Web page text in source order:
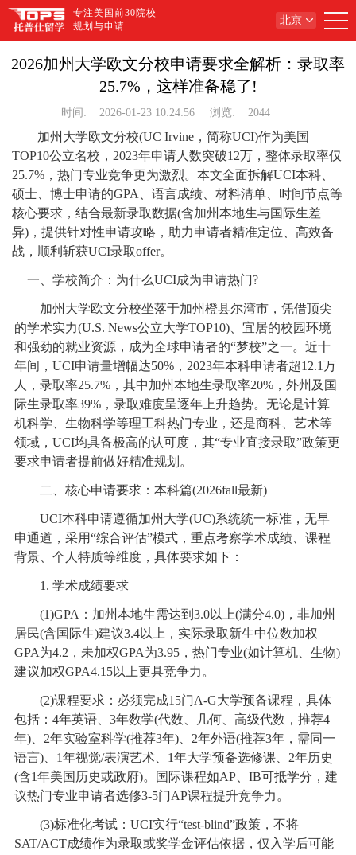
专注美国前30院校
规划与申请
北京
2026加州大学欧文分校申请要求全解析：录取率
25.7%，这样准备稳了!
时间: 2026-01-23 10:24:56 浏览: 2044
加州大学欧文分校(UC Irvine，简称UCI)作为美国
TOP10公立名校，2023年申请人数突破12万，整体录取率仅
25.7%，热门专业竞争更为激烈。本文全面拆解UCI本科、
硕士、博士申请的GPA、语言成绩、材料清单、时间节点等
核心要求，结合最新录取数据(含加州本地生与国际生差
异)，提供针对性申请攻略，助力申请者精准定位、高效备
战，顺利斩获UCI录取offer。
一、学校简介：为什么UCI成为申请热门?
加州大学欧文分校坐落于加州橙县尔湾市，凭借顶尖
的学术实力(U.S. News公立大学TOP10)、宜居的校园环境
和强劲的就业资源，成为全球申请者的“梦校”之一。近十
年间，UCI申请量增幅达50%，2023年本科申请者超12.1万
人，录取率25.7%，其中加州本地生录取率20%，外州及国
际生录取率39%，录取难度呈逐年上升趋势。无论是计算
机科学、生物科学等理工科热门专业，还是商科、艺术等
领域，UCI均具备极高的认可度，其“专业直接录取”政策更
要求申请者提前做好精准规划。
二、核心申请要求：本科篇(2026fall最新)
UCI本科申请遵循加州大学(UC)系统统一标准，无早
申通道，采用“综合评估”模式，重点考察学术成绩、课程
背景、个人特质等维度，具体要求如下：
1. 学术成绩要求
(1)GPA：加州本地生需达到3.0以上(满分4.0)，非加州
居民(含国际生)建议3.4以上，实际录取新生中位数加权
GPA为4.2，未加权GPA为3.95，热门专业(如计算机、生物)
建议加权GPA4.15以上更具竞争力。
(2)课程要求：必须完成15门A-G大学预备课程，具体
包括：4年英语、3年数学(代数、几何、高级代数，推荐4
年)、2年实验室科学(推荐3年)、2年外语(推荐3年，需同一
语言)、1年视觉/表演艺术、1年大学预备选修课、2年历史
(含1年美国历史或政府)。国际课程如AP、IB可抵学分，建
议热门专业申请者选修3-5门AP课程提升竞争力。
(3)标准化考试：UCI实行“test-blind”政策，不将
SAT/ACT成绩作为录取或奖学金评估依据，仅入学后可能